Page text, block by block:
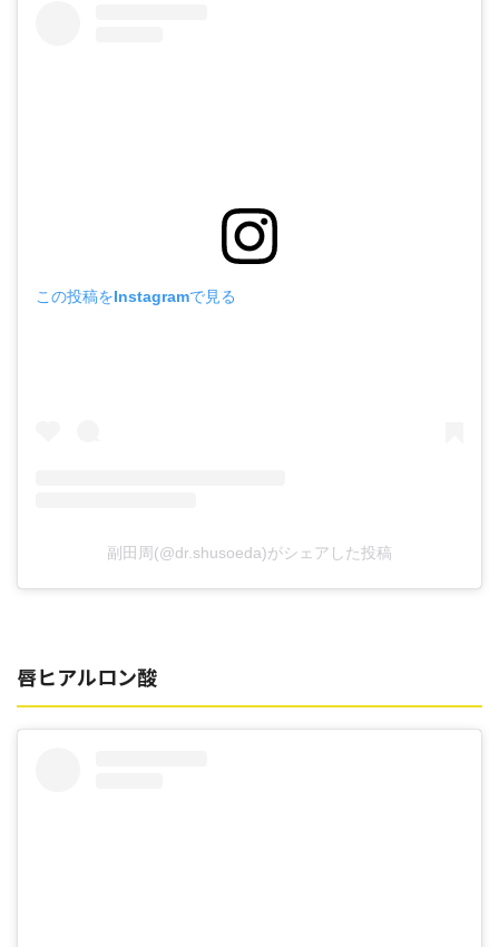
この投稿をInstagramで見る
副田周(@dr.shusoeda)がシェアした投稿
唇ヒアルロン酸